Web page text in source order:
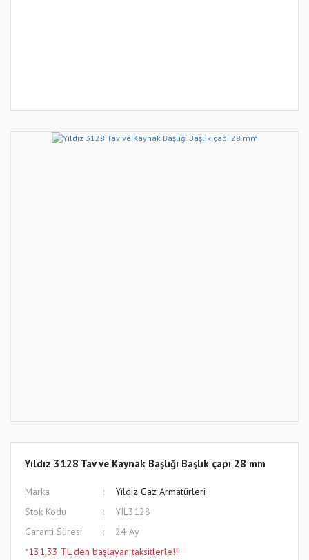
Yıldız 3128 Tav ve Kaynak Başlığı Başlık çapı 28 mm
Marka
Yıldız Gaz Armatürleri
Stok Kodu
YIL3128
Garanti Süresi
24 Ay
*131,33 TL den başlayan taksitlerle!!